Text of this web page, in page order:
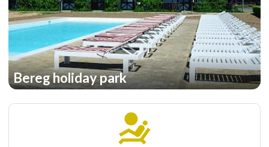
Bereg holiday park